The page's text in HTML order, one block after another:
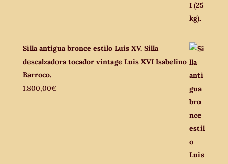
Silla antigua bronce estilo Luis XV. Silla
descalzadora tocador vintage Luis XVI Isabelino
Barroco.
1.800,00€